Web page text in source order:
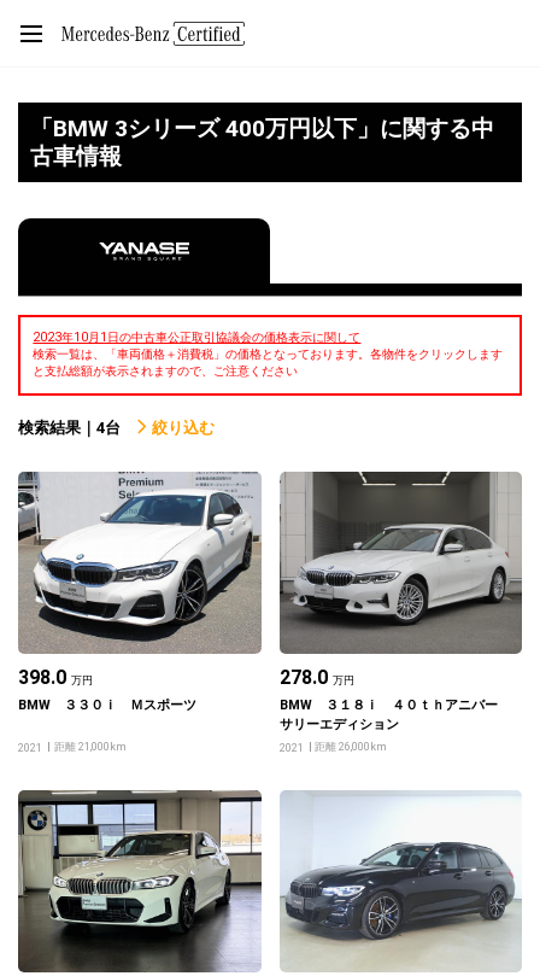
「BMW 3シリーズ 400万円以下」に関する中
古車情報
2023年10月1日の中古車公正取引協議会の価格表示に関して
検索一覧は、「車両価格＋消費税」の価格となっております。各物件をクリックします
と支払総額が表示されますので、ご注意ください
検索結果｜4台 絞り込む
398.0 万円
BMW ３３０ｉ Ｍスポーツ
2021 距離 21,000km
278.0 万円
BMW ３１８ｉ ４０ｔｈアニバー
サリーエディション
2021 距離 26,000km